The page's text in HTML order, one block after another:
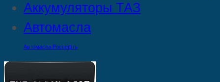
Аккумуляторы ТАЗ
Автомасла
Автомасла Роснефть